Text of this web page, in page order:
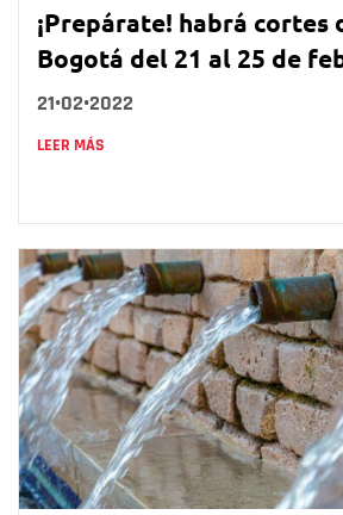
¡Prepárate! habrá cortes
Bogotá del 21 al 25 de
21•02•2022
LEER MÁS